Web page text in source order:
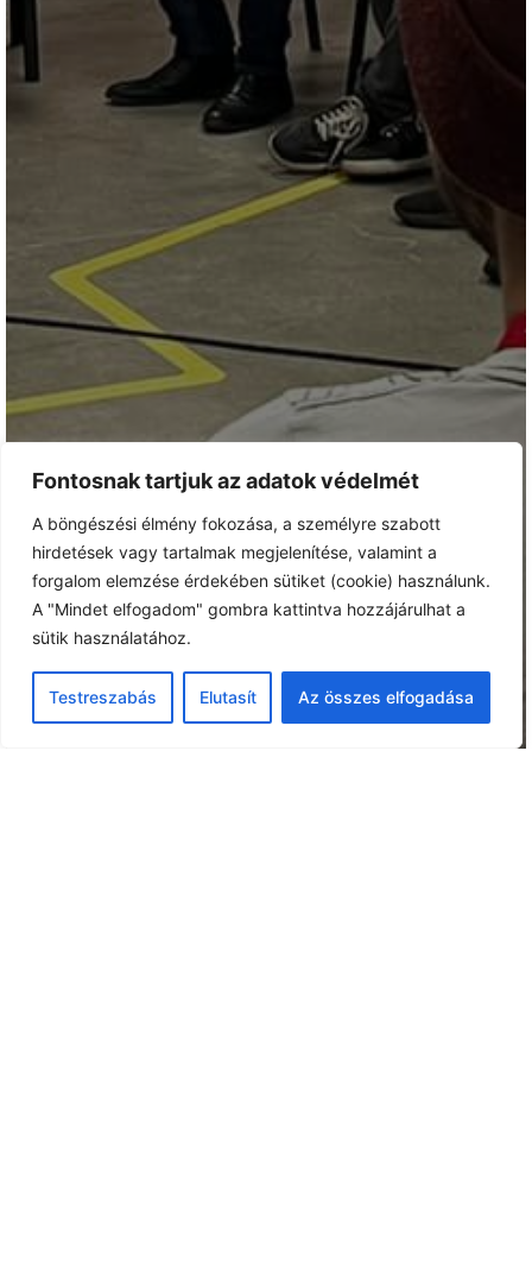
Fontosnak tartjuk az adatok védelmét
A böngészési élmény fokozása, a személyre szabott
hirdetések vagy tartalmak megjelenítése, valamint a
forgalom elemzése érdekében sütiket (cookie) használunk.
A "Mindet elfogadom" gombra kattintva hozzájárulhat a
sütik használatához.
Testreszabás Elutasít Az összes elfogadása